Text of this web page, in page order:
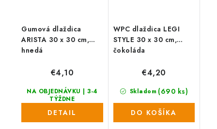
Gumová dlaždica
ARISTA 30 x 30 cm,
hnedá
NA OBJEDNÁVKU | 3-4
TÝŽDNE
€4,10
DETAIL
WPC dlaždica LEGI
STYLE 30 x 30 cm,
čokoláda
Skladom (690 ks)
€4,20
DO KOŠÍKA